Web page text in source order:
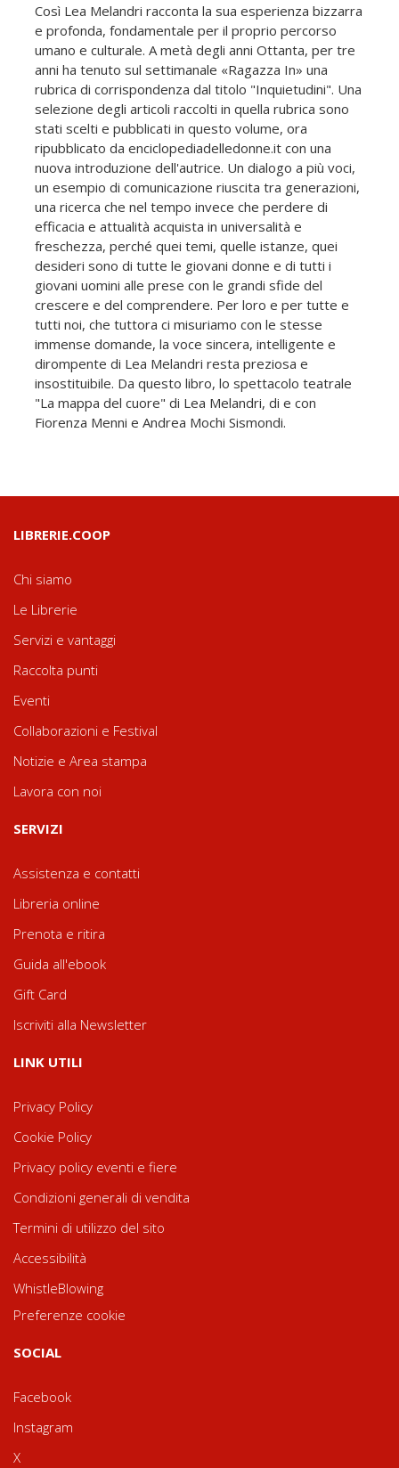
Così Lea Melandri racconta la sua esperienza bizzarra
e profonda, fondamentale per il proprio percorso
umano e culturale. A metà degli anni Ottanta, per tre
anni ha tenuto sul settimanale «Ragazza In» una
rubrica di corrispondenza dal titolo "Inquietudini". Una
selezione degli articoli raccolti in quella rubrica sono
stati scelti e pubblicati in questo volume, ora
ripubblicato da enciclopediadelledonne.it con una
nuova introduzione dell'autrice. Un dialogo a più voci,
un esempio di comunicazione riuscita tra generazioni,
una ricerca che nel tempo invece che perdere di
efficacia e attualità acquista in universalità e
freschezza, perché quei temi, quelle istanze, quei
desideri sono di tutte le giovani donne e di tutti i
giovani uomini alle prese con le grandi sfide del
crescere e del comprendere. Per loro e per tutte e
tutti noi, che tuttora ci misuriamo con le stesse
immense domande, la voce sincera, intelligente e
dirompente di Lea Melandri resta preziosa e
insostituibile. Da questo libro, lo spettacolo teatrale
"La mappa del cuore" di Lea Melandri, di e con
Fiorenza Menni e Andrea Mochi Sismondi.
LIBRERIE.COOP
Chi siamo
Le Librerie
Servizi e vantaggi
Raccolta punti
Eventi
Collaborazioni e Festival
Notizie e Area stampa
Lavora con noi
SERVIZI
Assistenza e contatti
Libreria online
Prenota e ritira
Guida all'ebook
Gift Card
Iscriviti alla Newsletter
LINK UTILI
Privacy Policy
Cookie Policy
Privacy policy eventi e fiere
Condizioni generali di vendita
Termini di utilizzo del sito
Accessibilità
WhistleBlowing
Preferenze cookie
SOCIAL
Facebook
Instagram
X